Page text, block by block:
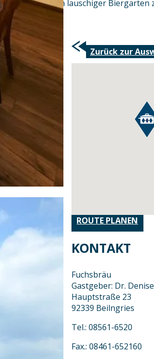
lädt ein lauschiger Biergarten
Zurück zur
ROUTE PLANEN
KONTAKT
Fuchsbräu
Gastgeber: Dr.
Hauptstraße 23
92339 Beilngries
Tel.: 08561-6520
Fax.: 08461-652160